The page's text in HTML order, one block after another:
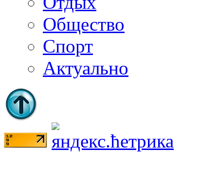
Общество
Спорт
Актуально